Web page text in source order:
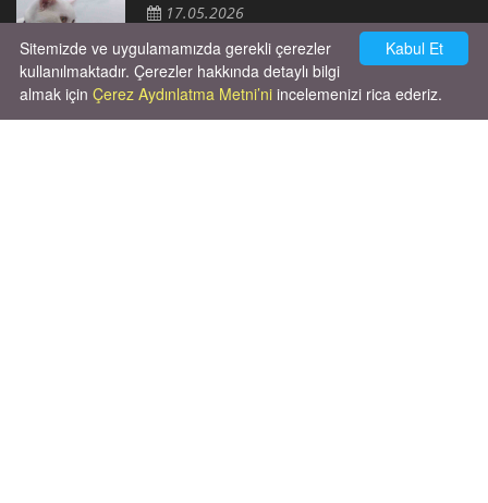
17.05.2026
Kabul Et
Sitemizde ve uygulamamızda gerekli çerezler
kullanılmaktadır. Çerezler hakkında detaylı bilgi
almak için Çerez Aydınlatma Metni’ni incelemenizi rica ederiz.